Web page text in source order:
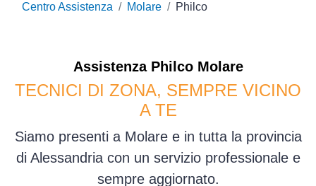
Centro Assistenza Molare Philco
Assistenza PhilcoMolare
TECNICI DI ZONA, SEMPRE VICINO
A TE
Siamo presenti a Molare e in tutta la provincia
di Alessandria con un servizio professionale e
sempre aggiornato.